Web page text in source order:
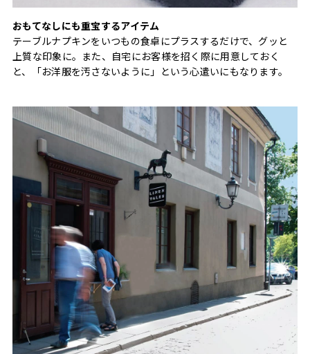
おもてなしにも重宝するアイテム
テーブルナプキンをいつもの食卓にプラスするだけで、グッと
上質な印象に。また、自宅にお客様を招く際に用意しておく
と、「お洋服を汚さないように」という心遣いにもなります。